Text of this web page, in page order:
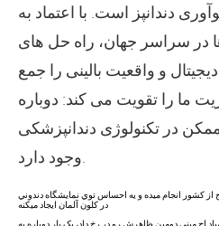
دندانپز است. با اعتماد به
در سراسر جهان، راه حل های
و واقعیت بالینی را جمع
ما را تقویت می کند: دوباره
در تکنولوژی دندانپزشکی
کشور انجام ميده و يه احساس توي نمايشگاه دندوني
در کلون آلمان ايجاد ميکنه
اِج مینی دومین ظاهرش رو در رخ داد، یک بار دوباره به